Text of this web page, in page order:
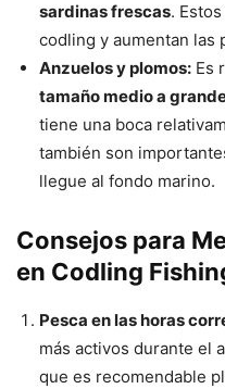
sardinas frescas.
codling y aumentan las
Anzuelos y plomos: Es
tamaño medio a
tiene una boca
también son
llegue al fondo marino.
Consejos para
en Codling
Pesca en las horas
más activos durante el
que es recomendable